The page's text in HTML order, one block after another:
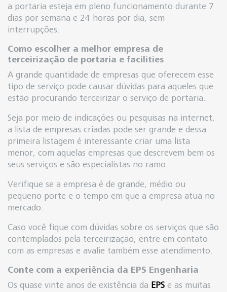
a portaria esteja em pleno funcionamento durante 7
dias por semana e 24 horas por dia, sem
interrupções.
Como escolher a melhor empresa de
terceirização de portaria e facilities
A grande quantidade de empresas que oferecem esse
tipo de serviço pode causar dúvidas para aqueles que
estão procurando terceirizar o serviço de portaria.
Seja por meio de indicações ou pesquisas na internet,
a lista de empresas criadas pode ser grande e dessa
primeira listagem é interessante criar uma lista
menor, com aquelas empresas que descrevem bem os
seus serviços e são especialistas no ramo.
Verifique se a empresa é de grande, médio ou
pequeno porte e o tempo em que a empresa atua no
mercado.
Caso você fique com dúvidas sobre os serviços que são
contemplados pela terceirização, entre em contato
com as empresas e avalie também esse atendimento.
Conte com a experiência da EPS Engenharia
Os quase vinte anos de existência da EPS e as muitas